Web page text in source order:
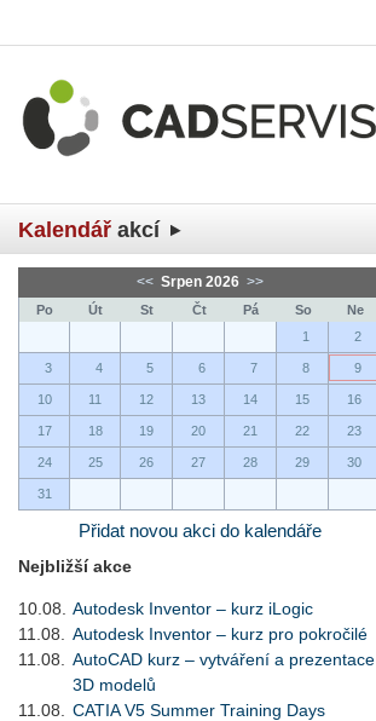
Kalendář akcí
<< Srpen 2026 >>
Po Út St Čt Pá So
Ne
1
2
3 4 5 6 7 8 9
10 11 12 13 14 15 16
17 18 19 20 21 22 23
24 25 26 27 28 29 30
31
Přidat novou akci do kalendáře
Nejbližší akce
10.08.
Autodesk Inventor – kurz iLogic
11.08.
Autodesk Inventor – kurz pro pokročilé
11.08.
AutoCAD kurz – vytváření a prezentace
3D modelů
11.08.
CATIA V5 Summer Training Days